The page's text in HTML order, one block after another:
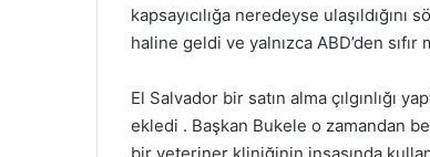
kapsayıcılığa neredeyse
haline geldi ve yalnızca ABD’den
El Salvador bir satın alma çılgınlığı
ekledi . Başkan Bukele o zamandan